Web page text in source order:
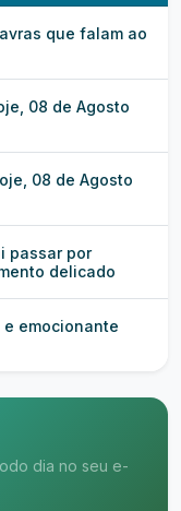
que falam ao
08 de Agosto
08 de Agosto
passar por
delicado
emocionante
dia no seu e-